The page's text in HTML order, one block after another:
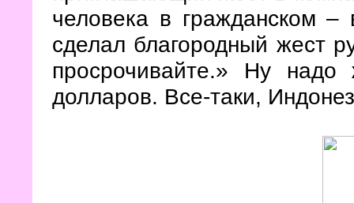
человека в гражданском
сделал благородный жест
просрочивайте.» Ну
долларов. Все-таки,